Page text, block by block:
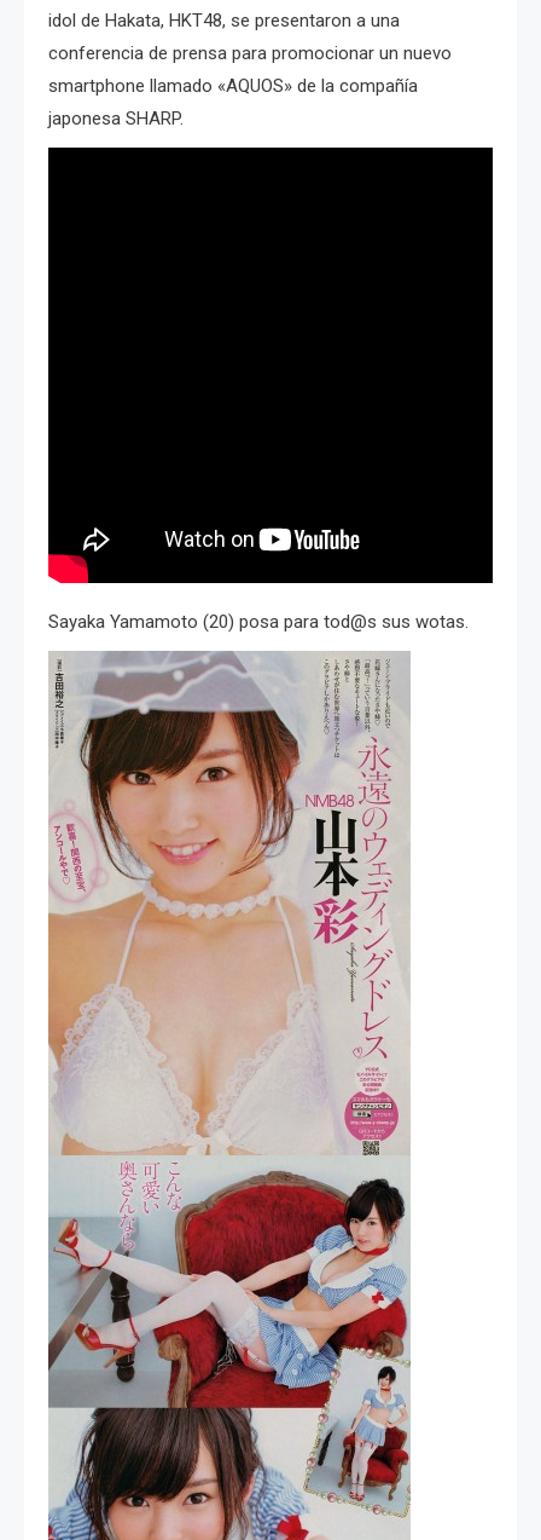
idol de Hakata, HKT48, se presentaron a una
conferencia de prensa para promocionar un nuevo
smartphone llamado «AQUOS» de la compañía
japonesa SHARP.
Sayaka Yamamoto (20) posa para tod@s sus wotas.